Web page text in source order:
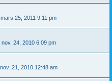
25, 2011 9:11 pm
nov. 24, 2010 6:09 pm
21, 2010 12:48 am